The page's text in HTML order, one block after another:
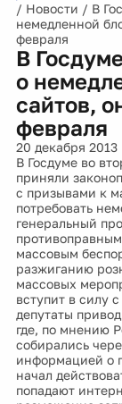
/ Новости / В
немедленной
февраля
В
о
сайтов,
февраля
20 декабря 2013
В Госдуме во
приняли
с призывами к
потребовать
генеральный
массовым
разжиганию
массовых
вступит в силу
депутаты
где, по мнению
собирались
информацией о
начал
попадают